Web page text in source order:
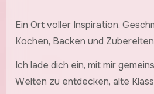
Ein Ort voller Inspiration,
Kochen, Backen und
Ich lade dich ein, mit mir
Welten zu entdecken, alte